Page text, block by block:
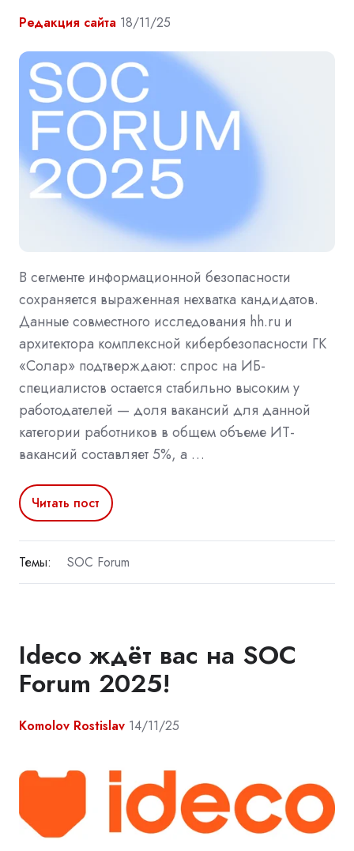
Редакция сайта 18/11/25
В сегменте информационной безопасности
сохраняется выраженная нехватка кандидатов.
Данные совместного исследования hh.ru и
архитектора комплексной кибербезопасности ГК
«Солар» подтверждают: спрос на ИБ-
специалистов остается стабильно высоким у
работодателей — доля вакансий для данной
категории работников в общем объеме ИТ-
вакансий составляет 5%, а …
Читать пост
Темы: SOC Forum
Ideco ждёт вас на SOC
Forum 2025!
Komolov Rostislav 14/11/25